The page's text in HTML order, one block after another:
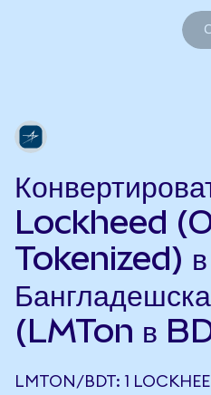
Lockheed
Tokenized) в
(LMTon в
LMTON/BDT: 1